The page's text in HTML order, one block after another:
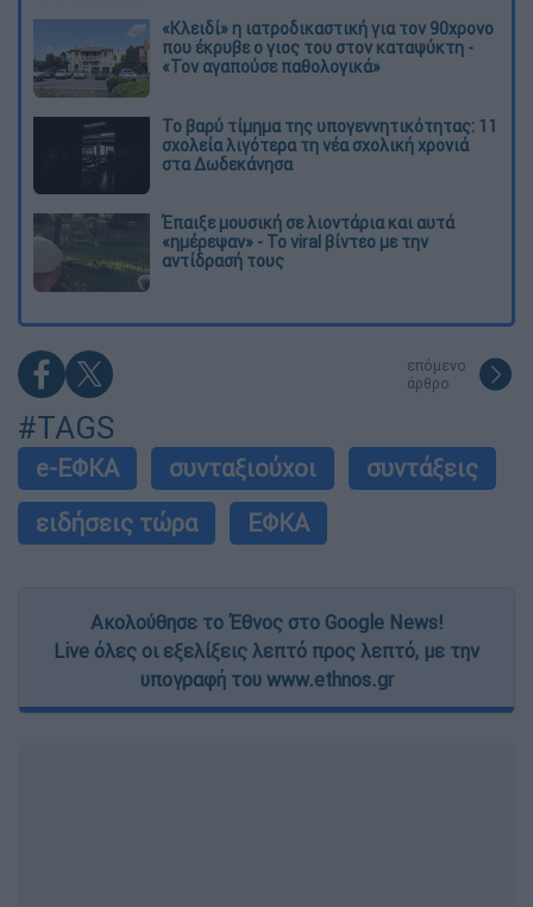
«Κλειδί» η ιατροδικαστική για τον 90χρονο
που έκρυβε ο γιος του στον καταψύκτη -
«Τον αγαπούσε παθολογικά»
Το βαρύ τίμημα της υπογεννητικότητας: 11
σχολεία λιγότερα τη νέα σχολική χρονιά
στα Δωδεκάνησα
Έπαιξε μουσική σε λιοντάρια και αυτά
«ημέρεψαν» - Το viral βίντεο με την
αντίδρασή τους
επόμενο
άρθρο
#TAGS
e-ΕΦΚΑ συνταξιούχοι
συντάξεις
ειδήσεις τώρα
ΕΦΚΑ
Ακολούθησε το Έθνος στο Google News!
Live όλες οι εξελίξεις λεπτό προς λεπτό, με την
υπογραφή του www.ethnos.gr